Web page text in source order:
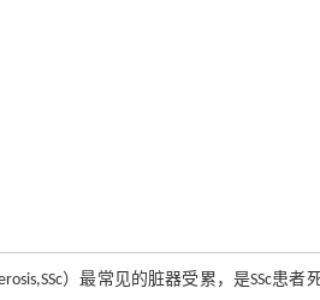
）最常见的脏器受累，是SSc患